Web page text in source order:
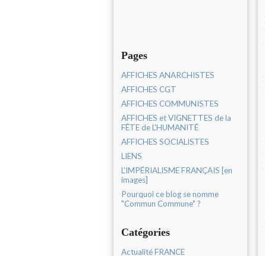
Pages
AFFICHES ANARCHISTES
AFFICHES CGT
AFFICHES COMMUNISTES
AFFICHES et VIGNETTES de la
FÊTE de L'HUMANITÉ
AFFICHES SOCIALISTES
LIENS
L'IMPÉRIALISME FRANÇAIS [en
images]
Pourquoi ce blog se nomme
"Commun Commune" ?
Catégories
Actualité FRANCE